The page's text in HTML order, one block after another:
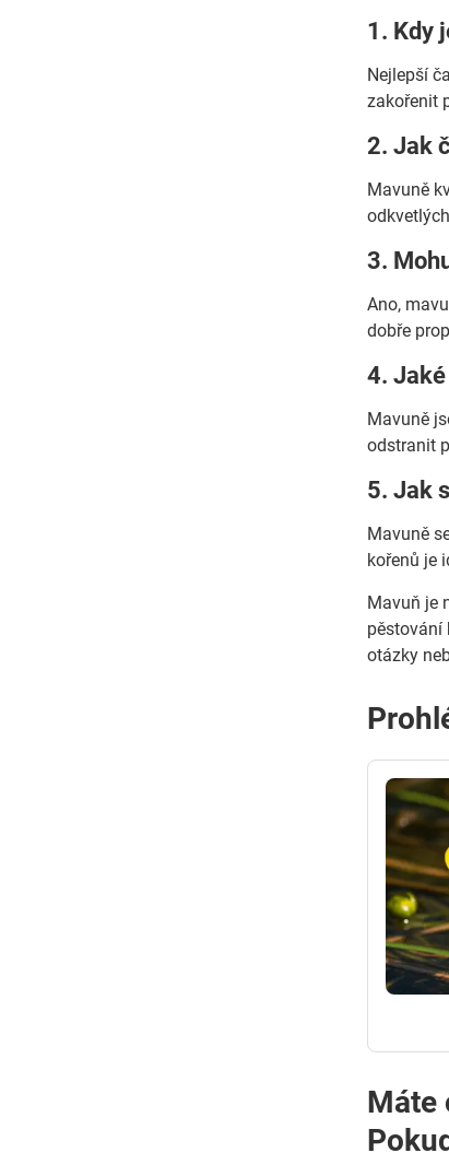
1. Kdy
Nejlepší
zakořenit
2. Jak
Mavuně
3.
Ano,
dobře
4.
Mavuně
odstranit
5. Jak
Mavuně
kořenů je
Mavuň je
pěstování
otázky
Máte